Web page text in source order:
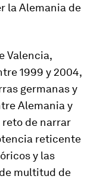
la Alemania de
Valencia,
1999 y 2004,
germanas y
Alemania y
reto de narrar
reticente
y las
multitud de